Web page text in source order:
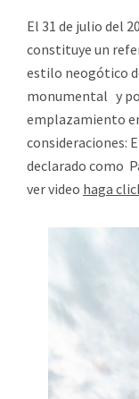
El 31 de julio del
constituye un
estilo neogótico
monumental y
emplazamiento
consideraciones:
declarado como
ver video haga